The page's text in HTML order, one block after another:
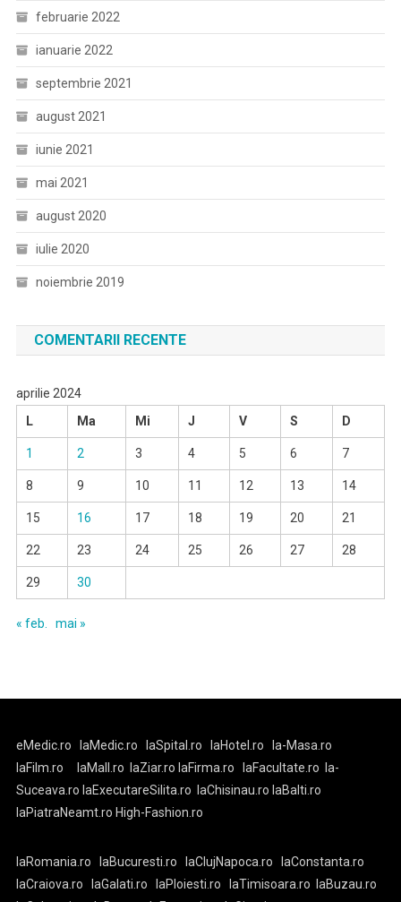
februarie 2022
ianuarie 2022
septembrie 2021
august 2021
iunie 2021
mai 2021
august 2020
iulie 2020
noiembrie 2019
COMENTARII RECENTE
aprilie 2024
L
Ma Mi J V S D
1 2 3 4 5 6 7
8 9 10 11 12 13 14
15 16 17 18 19 20 21
22 23 24 25 26 27 28
29 30
« feb. mai »
eMedic.ro laMedic.ro laSpital.ro laHotel.ro
la-Masa.ro
laFilm.ro
laMall.ro laZiar.ro laFirma.ro laFacultate.ro
la-
Suceava.ro laExecutareSilita.ro laChisinau.ro laBalti.ro
laPiatraNeamt.ro High-Fashion.ro
laRomania.ro laBucuresti.ro laClujNapoca.ro
laConstanta.ro
laCraiova.ro
laGalati.ro laPloiesti.ro laTimisoara.ro
laBuzau.ro